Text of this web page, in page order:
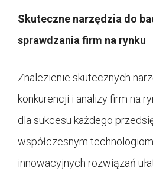
Skuteczne narzędzia do
sprawdzania firm na rynku
Znalezienie skutecznych
konkurencji i analizy firm na
dla sukcesu każdego
współczesnym
innowacyjnych rozwiązań